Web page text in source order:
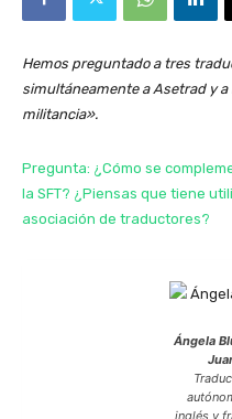
Hemos preguntado a tres
simultáneamente a Asetrad y a
militancia».
Pregunta: ¿Cómo se
la SFT? ¿Piensas que tiene
asociación de traductores?
Ángela